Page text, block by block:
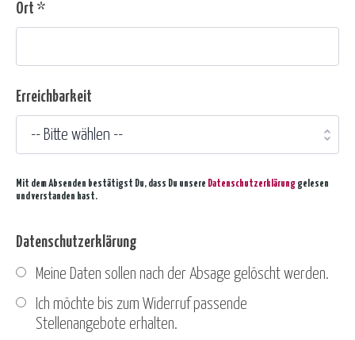
Ort *
Erreichbarkeit
Mit dem Absenden bestätigst Du, dass Du unsere Datenschutzerklärung gelesen
und verstanden hast.
Datenschutzerklärung
Meine Daten sollen nach der Absage gelöscht werden.
Ich möchte bis zum Widerruf passende
Stellenangebote erhalten.